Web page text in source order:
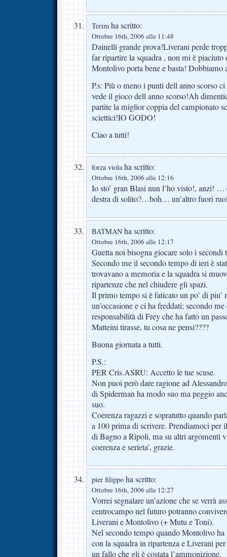
Terim ha scritto:
Ottobre 16th, 2006 alle 11:48
Dainelli grande prova!Liverani perde
far ripartire la squadra , non mi è
Montolivo porta bene e basta! Dobbiamo
P.s: Più o meno i punti dell anno scorso
vede il gioco dell anno scorso!Ah
partite la miglior coppia del campionato
sciettici!IO GODO!
Ciao a tutti!
forza violaha scritto:
Ottobre 16th, 2006 alle 12:16
Io sto’ gran Blasi nun l’ho visto!, anzi!
destra di solito?…boh… un’altro fuori
BATMAN ha scritto:
Ottobre 16th, 2006 alle 12:17
Guetta noi bisogna giocare solo i secondi
Secondo me il secondo tempo di ieri è
trovavano a memoria e la squadra si
ripartenze che nel chiudere gli spazi.
Il primo tempo si è faticato un po’ di piu’
un’occasione e ci ha freddati; secondo
responsabilità di Frey che ha fatto un
Matteini tirasse, tu cosa ne pensi????
Buona giornata a tutti.
P.S.:
PER Cris.ASRU: Accetto le tue scuse.
Non puoi però dare ragione ad
di Spiderman ha modo suo ma peggio
suo.
Coerenza ragazzi e sopratutto quando
a 100 prima di scrivere. Prendiamoci per
di Bagno a Ripoli, ma su altri argomenti
coerenza e serieta’, grazie.
pier filippo ha scritto:
Ottobre 16th, 2006 alle 12:27
Vorrei segnalare un’azione che se verrà
centrocampo nel futuro potranno
Liverani e Montolivo (+ Mutu e Toni).
Nel secondo tempo quando Montolivo ha
con la squadra in ripartenza e Liverani
un fallo che gli è costata l’ammonizione.